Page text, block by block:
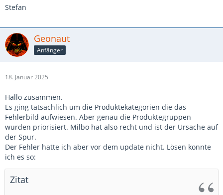
Stefan
Geonaut
Anfänger
18. Januar 2025
Hallo zusammen.
Es ging tatsächlich um die Produktekategorien die das
Fehlerbild aufwiesen. Aber genau die Produktegruppen
wurden priorisiert. Milbo hat also recht und ist der Ursache auf
der Spur.
Der Fehler hatte ich aber vor dem update nicht. Lösen konnte
ich es so:
Zitat